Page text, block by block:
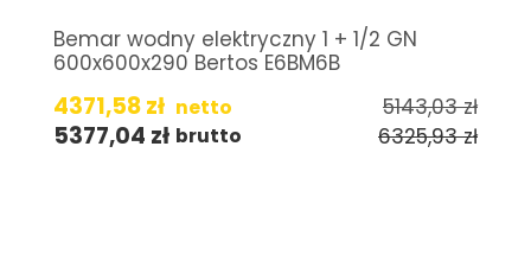
Bemar wodny elektryczny 1 + 1/2 GN
600x600x290 Bertos E6BM6B
4371,58zł netto 5143,03zł
5377,04 zł brutto 6325,93zł